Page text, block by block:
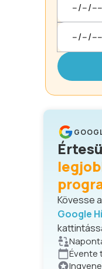
Kövesse a
Google
Évente